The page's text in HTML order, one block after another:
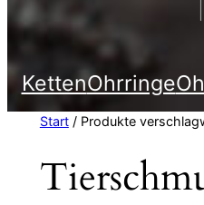
KettenOhrringe
Start/ Produkte